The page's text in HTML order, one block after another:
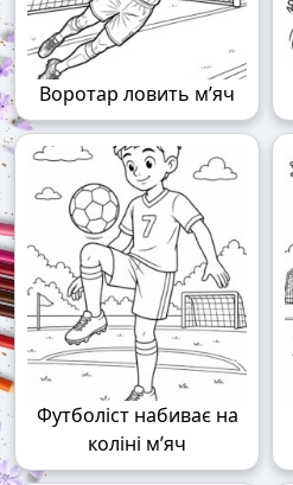
Воротар ловить м’яч
Футболіст набиває на
коліні м’яч